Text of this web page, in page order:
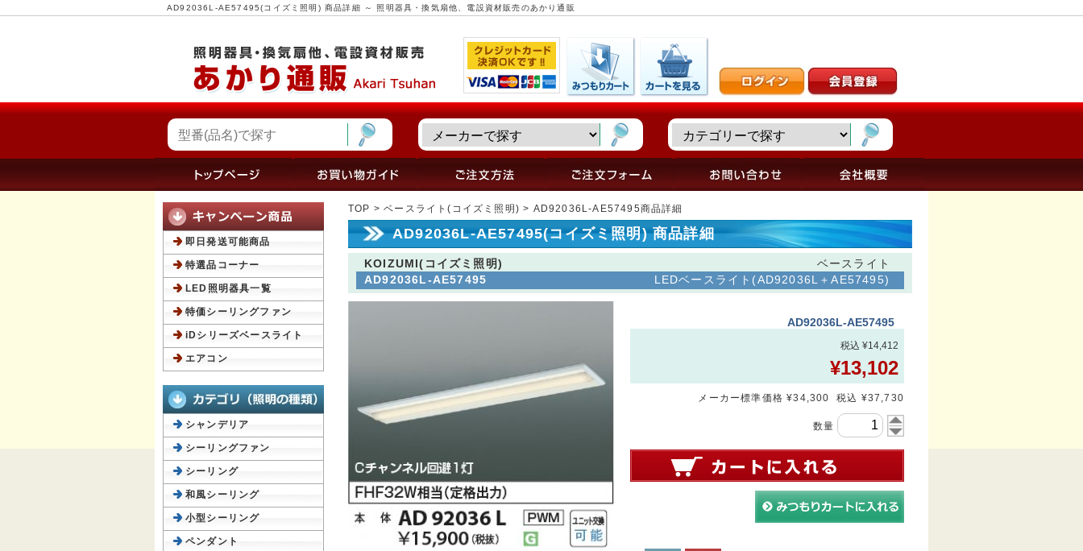
AD92036L-AE57495(コイズミ照明) 商品詳細 ～ 照明器具・換気扇他、電設資材販売のあかり通販
TOP >ベースライト(コイズミ照明) > AD92036L-AE57495商品詳細
AD92036L-AE57495(コイズミ照明) 商品詳細
KOIZUMI(コイズミ照明)
ベースライト
AD92036L-AE57495
LEDベースライト(AD92036L＋AE57495)
AD92036L-AE57495
税込 ¥14,412
¥13,102
メーカー標準価格 ¥34,300 税込 ¥37,730
数量
即日発送可能商品
特選品コーナー
LED照明器具一覧
特価シーリングファン
iDシリーズベースライト
エアコン
シャンデリア
シーリングファン
シーリング
和風シーリング
小型シーリング
ペンダント